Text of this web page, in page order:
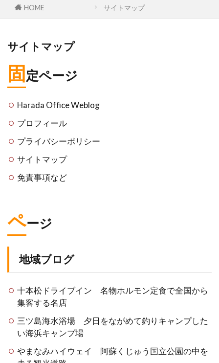
HOME サイトマップ
サイトマップ
固定ページ
Harada Office Weblog
プロフィール
プライバシーポリシー
サイトマップ
免責事項など
ページ
地域ブログ
十本松ドライブイン 名物ホルモン定食で全国から
集客する名店
三ツ島海水浴場 夕日をながめて釣りキャンプした
い海浜キャンプ場
やまなみハイウェイ 阿蘇くじゅう国立公園の中を